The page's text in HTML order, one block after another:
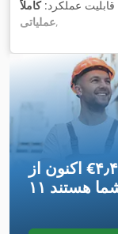
قابلیت عملکرد:کاملاً
عملیاتی,
هستند